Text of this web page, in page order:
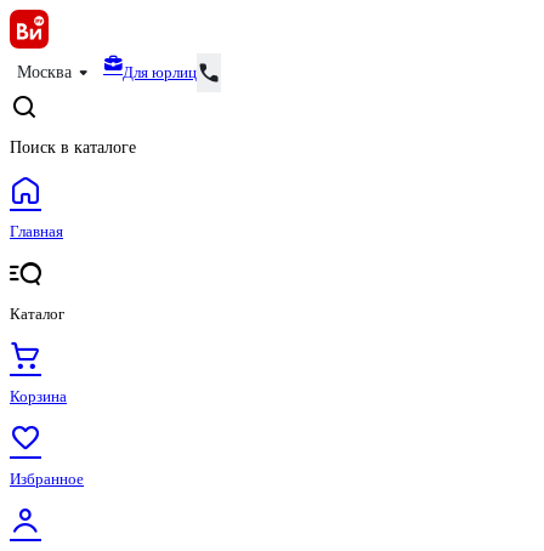
Москва Для юрлиц
Поиск в каталоге
Главная
Каталог
Корзина
Избранное